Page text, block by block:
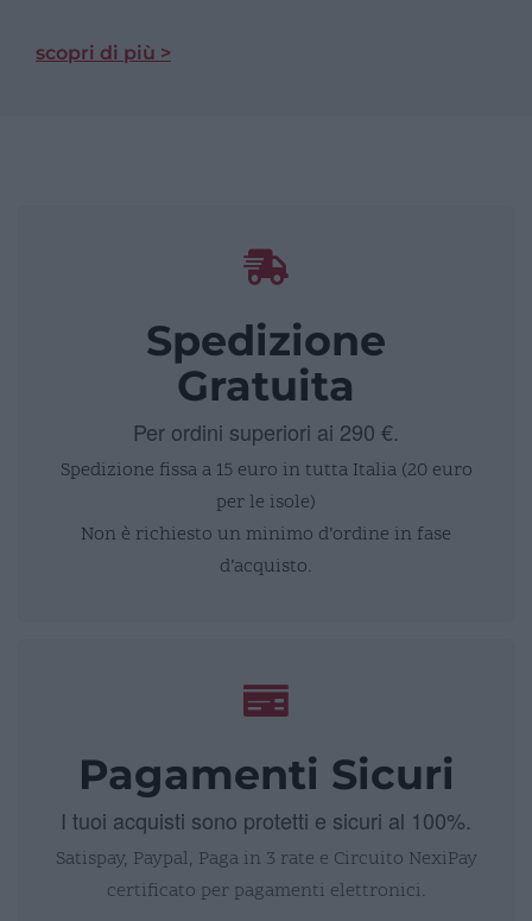
scopri di più >
Spedizione
Gratuita
Per ordini superiori ai 290 €.
Spedizione fissa a 15 euro in tutta Italia (20 euro
per le isole)
Non è richiesto un minimo d’ordine in fase
d’acquisto.
Pagamenti Sicuri
I tuoi acquisti sono protetti e sicuri al 100%.
Satispay, Paypal, Paga in 3 rate e Circuito NexiPay
certificato per pagamenti elettronici.